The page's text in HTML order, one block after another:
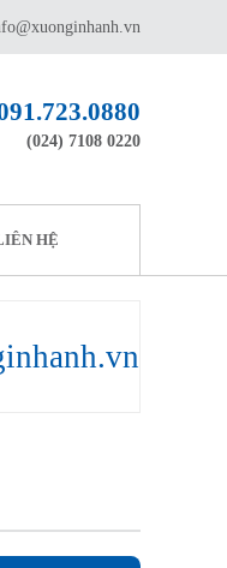
(024) 7108 0220
HỆ